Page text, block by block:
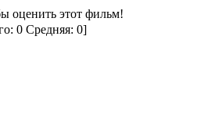
оценить этот фильм!
0Средняя: 0]